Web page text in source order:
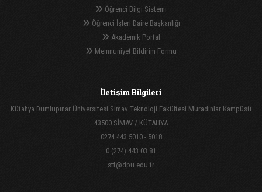
Öğrenci Bilgi Sistemi
Öğrenci İşleri Daire Başkanlığı
Akademik Portal
Memnuniyet Bildirim Formu
İletişim Bilgileri
Kütahya Dumlupınar Üniversitesi Simav Teknoloji Fakültesi Muradınlar Kampüsü
43500 SİMAV / KÜTAHYA
0274 443 5010 - 5018
0 (274) 443 03 81
stf@dpu.edu.tr